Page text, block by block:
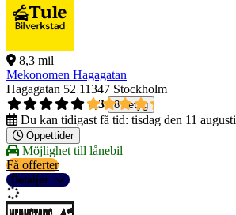
8,3 mil
Mekonomen Hagagatan
Hagagatan 52 11347 Stockholm
4,3
8 betyg
Du kan tidigast få tid: tisdag den 11 augusti
Öppettider
Möjlighet till lånebil
Få offerter
Detaljer